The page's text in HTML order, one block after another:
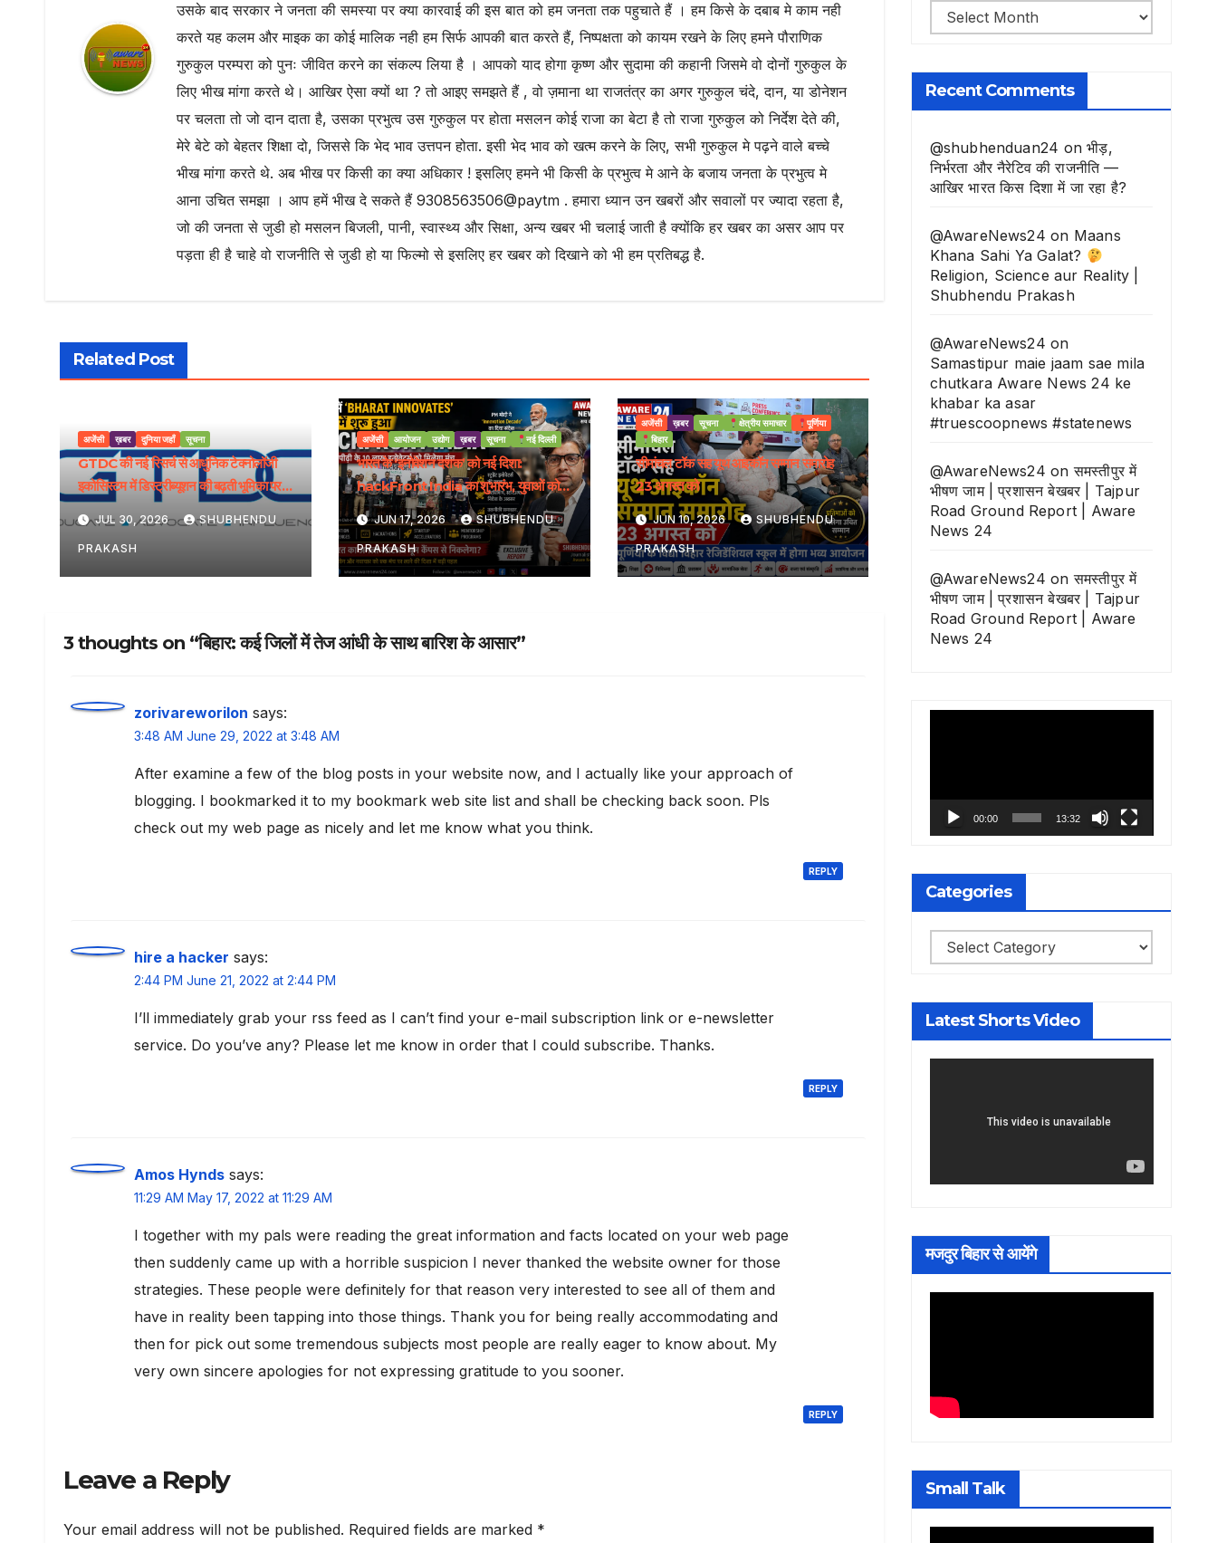
उसके बाद सरकार ने जनता की समस्या पर क्या कारवाई की इस बात को हम जनता तक पहुचाते हैं । हम किसे के दबाब मे काम नही
करते यह कलम और माइक का कोई मालिक नही हम सिर्फ आपकी बात करते हैं, निष्पक्षता को कायम रखने के लिए हमने पौराणिक
गुरुकुल परम्परा को पुनः जीवित करने का संकल्प लिया है । आपको याद होगा कृष्ण और सुदामा की कहानी जिसमे वो दोनों गुरुकुल के
लिए भीख मांगा करते थे। आखिर ऐसा क्यों था ? तो आइए समझते हैं , वो ज़माना था राजतंत्र का अगर गुरुकुल चंदे, दान, या डोनेशन
पर चलता तो जो दान दाता है, उसका प्रभुत्व उस गुरुकुल पर होता मसलन कोई राजा का बेटा है तो राजा गुरुकुल को निर्देश देते की,
मेरे बेटे को बेहतर शिक्षा दो, जिससे कि भेद भाव उत्तपन होता. इसी भेद भाव को खत्म करने के लिए, सभी गुरुकुल मे पढ़ने वाले बच्चे
भीख मांगा करते थे. अब भीख पर किसी का क्या अधिकार ! इसलिए हमने भी किसी के प्रभुत्व मे आने के बजाय जनता के प्रभुत्व मे
आना उचित समझा । आप हमें भीख दे सकते हैं 9308563506@paytm . हमारा ध्यान उन खबरों और सवालों पर ज्यादा रहता है,
जो की जनता से जुडी हो मसलन बिजली, पानी, स्वास्थ्य और सिक्षा, अन्य खबर भी चलाई जाती है क्योंकि हर खबर का असर आप पर
पड़ता ही है चाहे वो राजनीति से जुडी हो या फिल्मो से इसलिए हर खबर को दिखाने को भी हम प्रतिबद्ध है.
Related Post
अजेंसी ख़बर दुनिया जहाँ सूचना
GTDC की नई रिसर्च से आधुनिक टेक्नोलॉजी
इकोसिस्टम में डिस्ट्रीब्यूशन की बढ़ती भूमिका पर
JUL 30, 2026 SHUBHENDU
PRAKASH
अजेंसी आयोजन उद्योग ख़बर सूचना नई दिल्ली
भारत के ‘इनोवेशन दशक’ को नई दिशा:
hackFront India का शुभारंभ, युवाओं को
मिलेगा राष्ट्रीय मंच
JUN 17, 2026 SHUBHENDU
PRAKASH
अजेंसी ख़बर सूचना क्षेत्रीय समाचार
पूर्णिया
बिहार
सीमांचल टॉक सह यूथ आइकॉन सम्मान समारोह
23 अगस्त को
JUN 10, 2026 SHUBHENDU
PRAKASH
3 thoughts on “बिहार: कई जिलों में तेज आंधी के साथ बारिश के आसार”
zorivareworilon says:
3:48 AM June 29, 2022 at 3:48 AM
After examine a few of the blog posts in your website now, and I actually like your approach of
blogging. I bookmarked it to my bookmark web site list and shall be checking back soon. Pls
check out my web page as nicely and let me know what you think.
REPLY
hire a hacker says:
2:44 PM June 21, 2022 at 2:44 PM
I’ll immediately grab your rss feed as I can’t find your e-mail subscription link or e-newsletter
service. Do you’ve any? Please let me know in order that I could subscribe. Thanks.
REPLY
Amos Hynds says:
11:29 AM May 17, 2022 at 11:29 AM
I together with my pals were reading the great information and facts located on your web page
then suddenly came up with a horrible suspicion I never thanked the website owner for those
strategies. These people were definitely for that reason very interested to see all of them and
have in reality been tapping into those things. Thank you for being really accommodating and
then for pick out some tremendous subjects most people are really eager to know about. My
very own sincere apologies for not expressing gratitude to you sooner.
REPLY
Leave a Reply
Your email address will not be published. Required fields are marked *
भूली-
बिसरी
Recent Comments
@shubhenduan24 onभीड़,
निर्भरता और नैरेटिव की राजनीति —
आखिर भारत किस दिशा में जा रहा है?
@AwareNews24 on Maans
Khana Sahi Ya Galat?
Religion, Science aur Reality |
Shubhendu Prakash
@AwareNews24 on
Samastipur maie jaam sae mila
chutkara Aware News 24 ke
khabar ka asar
#truescoopnews #statenews
@AwareNews24 onसमस्तीपुर में
भीषण जाम | प्रशासन बेखबर | Tajpur
Road Ground Report | Aware
News 24
@AwareNews24 onसमस्तीपुर में
भीषण जाम | प्रशासन बेखबर | Tajpur
Road Ground Report | Aware
News 24
00:00 13:32
Categories
Categories
Latest Shorts Video
मजदुर बिहार से आयेंगे
Small Talk